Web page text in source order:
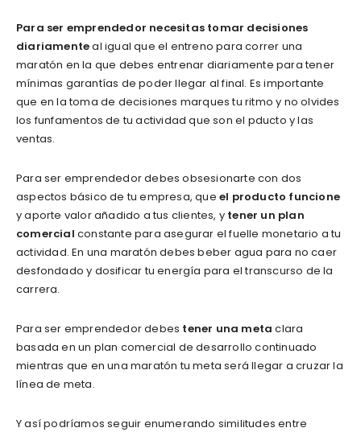
Para ser emprendedor necesitas tomar decisiones
diariamenteal igual que el entreno para correr una
maratón en la que debes entrenar diariamente para tener
mínimas garantías de poder llegar al final. Es importante
que en la toma de decisiones marques tu ritmo y no olvides
los funfamentos de tu actividad que son el pducto y las
ventas.
Para ser emprendedor debes obsesionarte con dos
aspectos básico de tu empresa, que el producto funcione
y aporte valor añadido a tus clientes, y tener un plan
comercial constante para asegurar el fuelle monetario a tu
actividad. En una maratón debes beber agua para no caer
desfondado y dosificar tu energía para el transcurso de la
carrera.
Para ser emprendedor debes tener una meta clara
basada en un plan comercial de desarrollo continuado
mientras que en una maratón tu meta será llegar a cruzar la
línea de meta.
Y así podríamos seguir enumerando similitudes entre